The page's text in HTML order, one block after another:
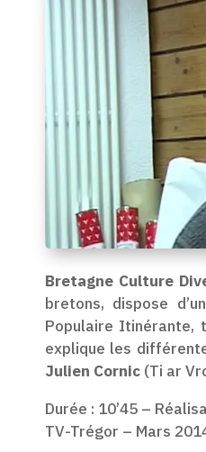
Bretagne Culture
bretons, dispose
Populaire Itinérante,
explique les
Julien Cornic (Ti ar
Durée : 10’45 –
TV-Trégor – Mars